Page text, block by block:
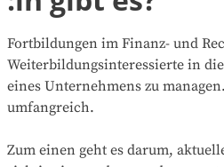
Fortbildungen im Finanz- und
Weiterbildungsinteressierte in
eines Unternehmens zu
umfangreich.
Zum einen geht es darum,